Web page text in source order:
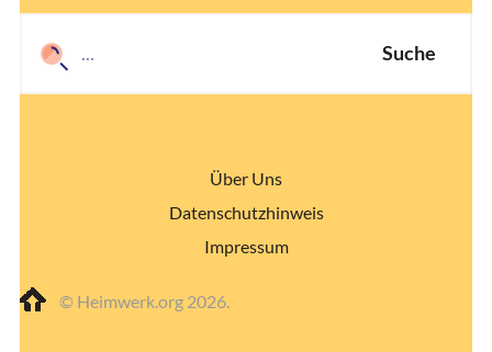
Suche
© Heimwerk.org 2026.
Über Uns
Datenschutzhinweis
Impressum